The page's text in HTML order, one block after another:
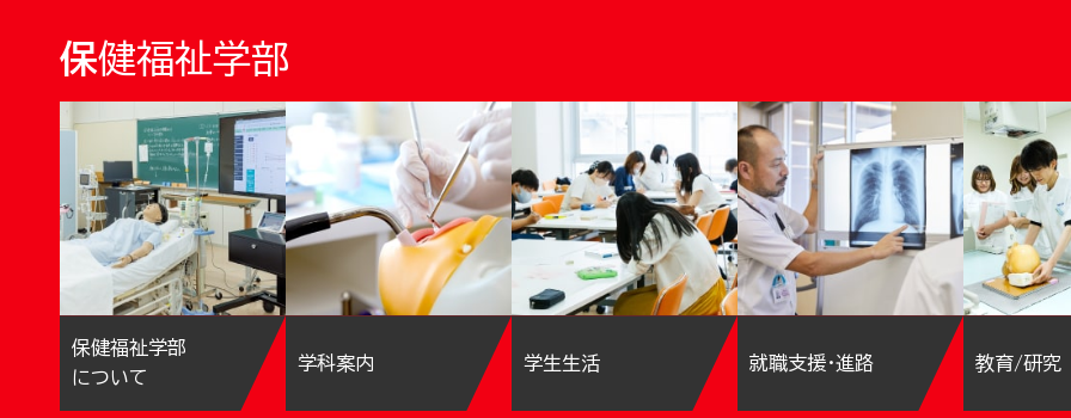
保健福祉学部
保健福祉学部
について
学科案内 学生生活 就職支援・進路 教育/研究